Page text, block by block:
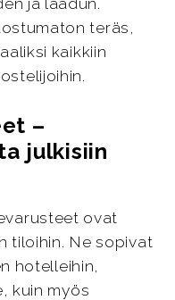
teräs,
kaikkiin
–
julkisiin
ovat
tiloihin. Ne sopivat
hotelleihin,
kuin myös